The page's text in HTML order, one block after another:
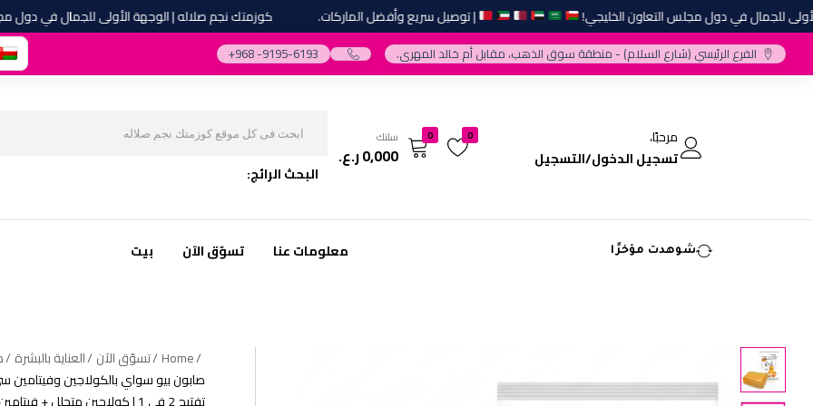
للجمال في دول مجلس التعاون الخليجي! | توصيل سريع وأفضل الماركات. كوزمتك نجم صلاله | الوجهة الأولى للجمال في دول مجلس
الفرع الرئيسي (شارع السلام) - منطقة سوق الذهب، مقابل أم خالد المهري. ‎+968 -9195-6193‎
البحث الرائج:
مرحبًا،
تسجيل الدخول/التسجيل
0
0 سلتك
0,000ر.ع.
بيت تسوّق الآن معلومات عنا شوهدت مؤخرًا
Home تسوّق الآن العناية بالبشرة
صابون بيو سواي بالكولاجين